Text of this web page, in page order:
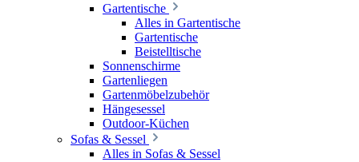
Gartentische
Alles in Gartentische
Gartentische
Beistelltische
Sonnenschirme
Gartenliegen
Gartenmöbelzubehör
Hängesessel
Outdoor-Küchen
Sofas & Sessel
Alles in Sofas & Sessel